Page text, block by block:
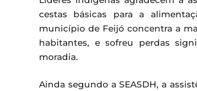
cestas básicas para a
município de Feijó concentra a
habitantes, e sofreu perdas
moradia.
Ainda segundo a SEASDH, a